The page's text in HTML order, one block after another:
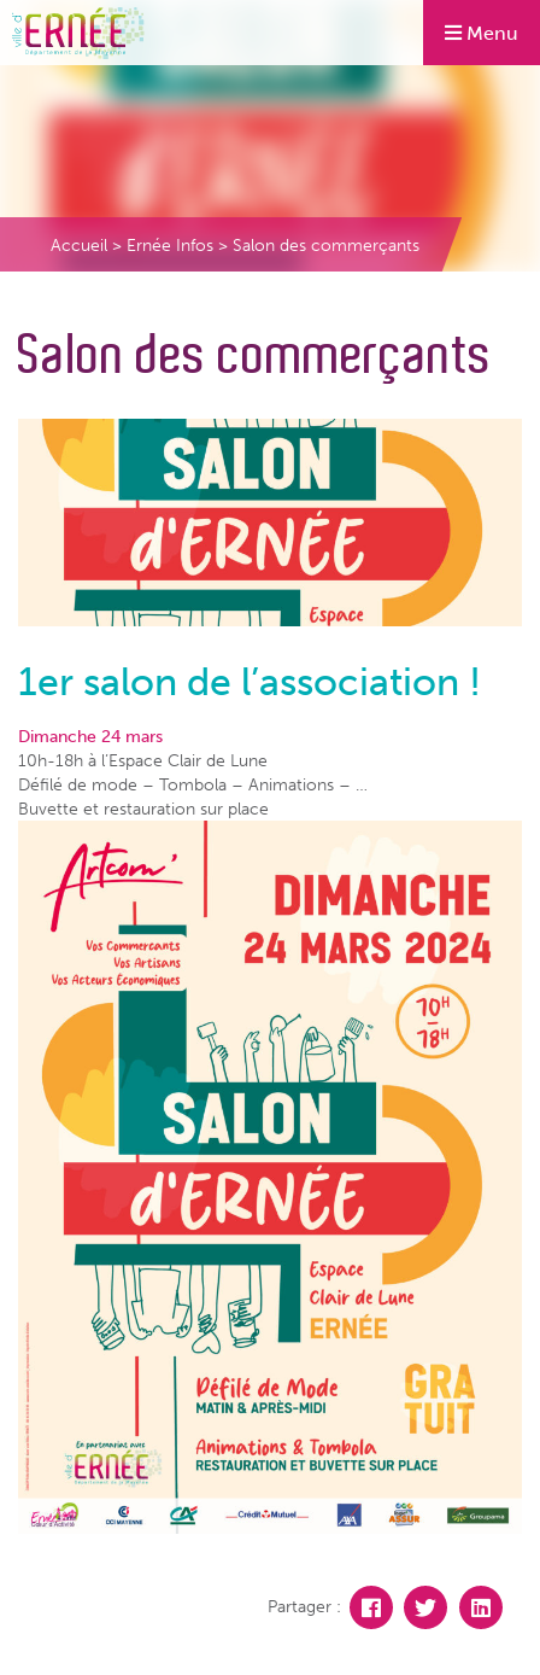
Menu
Accueil > Ernée Infos > Salon des commerçants
Salon des commerçants
1er salon de l’association !
Dimanche 24 mars
10h-18h à l’Espace Clair de Lune
Défilé de mode – Tombola – Animations – …
Buvette et restauration sur place
Partager :